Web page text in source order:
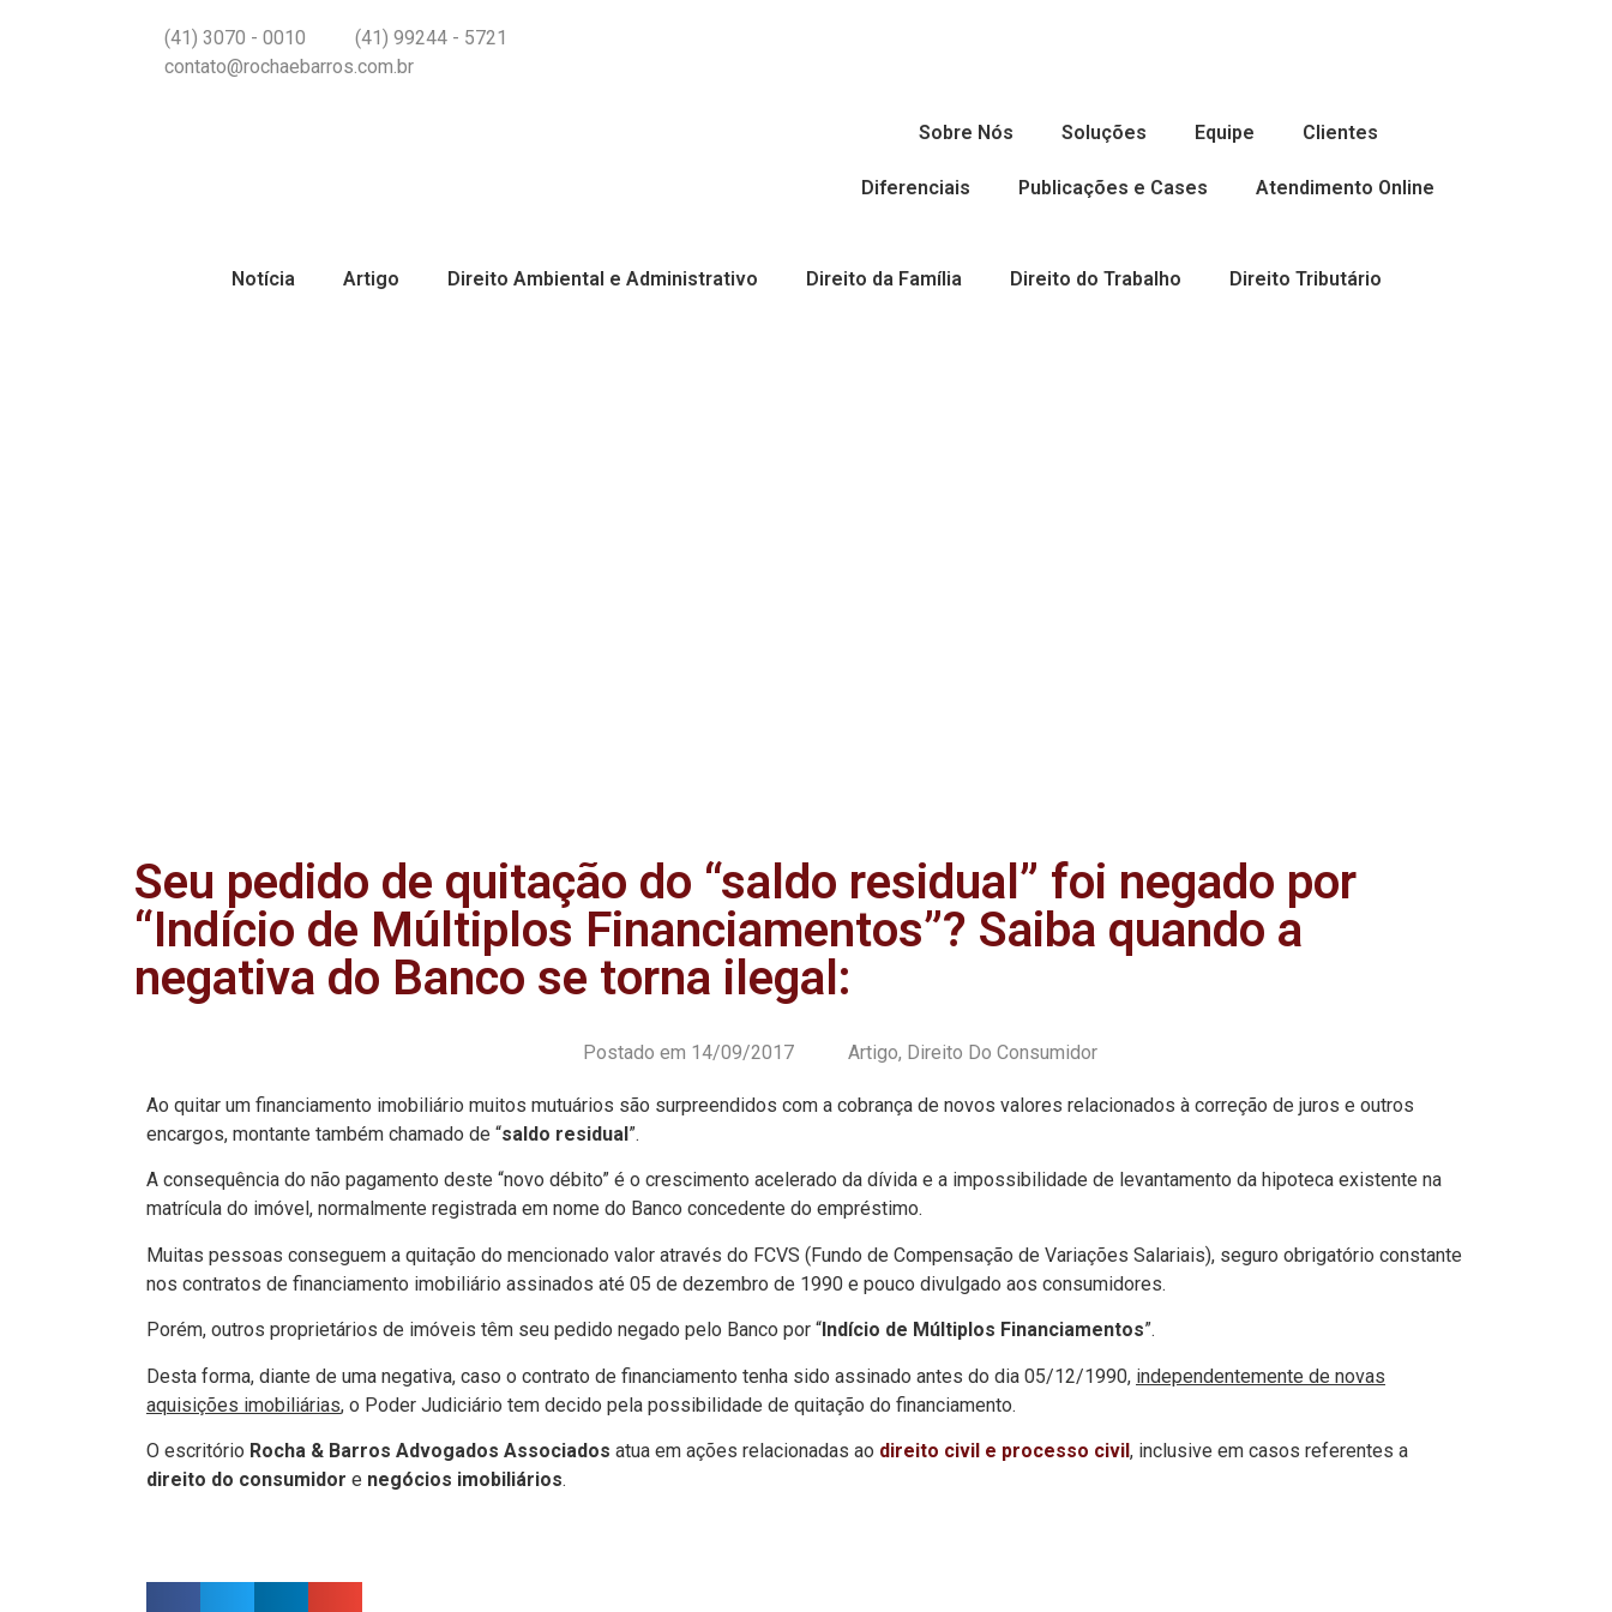
(41) 3070 - 0010
(41) 99244 - 5721
contato@rochaebarros.com.br
Sobre Nós Soluções Equipe Clientes
Diferenciais Publicações e Cases Atendimento Online
Notícia Artigo Direito Ambiental e Administrativo Direito da Família Direito do Trabalho Direito Tributário
Seu pedido de quitação do “saldo residual” foi negado por
“Indício de Múltiplos Financiamentos”? Saiba quando a
negativa do Banco se torna ilegal:
Postado em 14/09/2017 Artigo, Direito Do Consumidor
Ao quitar um financiamento imobiliário muitos mutuários são surpreendidos com a cobrança de novos valores relacionados à correção de juros e outros
encargos, montante também chamado de “saldo residual”.
A consequência do não pagamento deste “novo débito” é o crescimento acelerado da dívida e a impossibilidade de levantamento da hipoteca existente na
matrícula do imóvel, normalmente registrada em nome do Banco concedente do empréstimo.
Muitas pessoas conseguem a quitação do mencionado valor através do FCVS (Fundo de Compensação de Variações Salariais), seguro obrigatório constante
nos contratos de financiamento imobiliário assinados até 05 de dezembro de 1990 e pouco divulgado aos consumidores.
Porém, outros proprietários de imóveis têm seu pedido negado pelo Banco por “ Indício de Múltiplos Financiamentos”.
Desta forma, diante de uma negativa, caso o contrato de financiamento tenha sido assinado antes do dia 05/12/1990, independentemente de novas
aquisições imobiliárias, o Poder Judiciário tem decido pela possibilidade de quitação do financiamento.
O escritório Rocha & Barros Advogados Associados atua em ações relacionadas ao direito civil e processo civil, inclusive em casos referentes a
direito do consumidor e negócios imobiliários.